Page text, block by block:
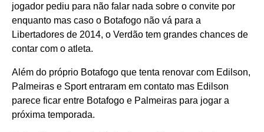
jogador pediu para não falar nada sobre o convite por
enquanto mas caso o Botafogo não vá para a
Libertadores de 2014, o Verdão tem grandes chances de
contar com o atleta.
Além do próprio Botafogo que tenta renovar com Edilson,
Palmeiras e Sport entraram em contato mas Edilson
parece ficar entre Botafogo e Palmeiras para jogar a
próxima temporada.